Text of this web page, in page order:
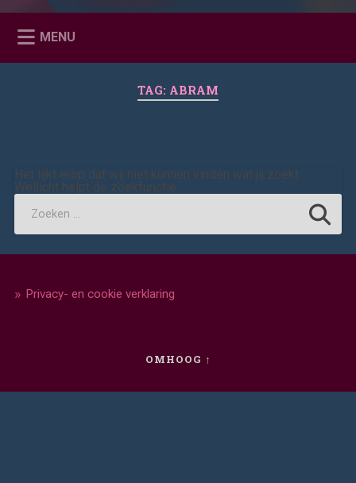
MENU
TAG: ABRAM
Het lijkt erop dat wij niet kunnen vinden wat jij zoekt.
Wellicht helpt de zoekfunctie.
Privacy- en cookie verklaring
OMHOOG ↑